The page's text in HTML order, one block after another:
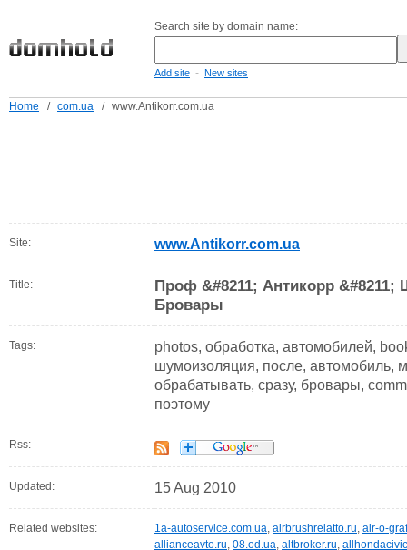
Search site by domain name:
Add site - New sites
Home / com.ua / www.Antikorr.com.ua
Site: www.Antikorr.com.ua
Title:
Проф &#8211; Антикорр &#8211;
Бровары
Tags:
photos, обработка, автомобилей,
шумоизоляция, после, автомобиль,
обрабатывать, сразу, бровары,
поэтому
Rss:
Updated: 15 Aug 2010
Related websites: 1a-autoservice.com.ua, airbrushrelatto.ru, air-o-
allianceavto.ru, 08.od.ua, altbroker.ru,